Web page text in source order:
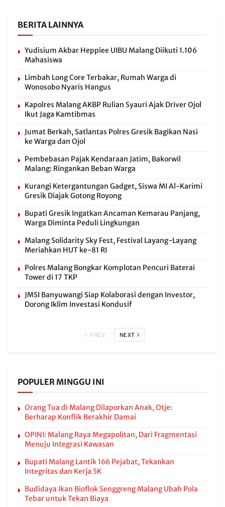
BERITA LAINNYA
Yudisium Akbar Heppiee UIBU Malang Diikuti 1.106
Mahasiswa
Limbah Long Core Terbakar, Rumah Warga di
Wonosobo Nyaris Hangus
Kapolres Malang AKBP Rulian Syauri Ajak Driver Ojol
Ikut Jaga Kamtibmas
Jumat Berkah, Satlantas Polres Gresik Bagikan Nasi
ke Warga dan Ojol
Pembebasan Pajak Kendaraan Jatim, Bakorwil
Malang: Ringankan Beban Warga
Kurangi Ketergantungan Gadget, Siswa MI Al-Karimi
Gresik Diajak Gotong Royong
Bupati Gresik Ingatkan Ancaman Kemarau Panjang,
Warga Diminta Peduli Lingkungan
Malang Solidarity Sky Fest, Festival Layang-Layang
Meriahkan HUT ke-81 RI
Polres Malang Bongkar Komplotan Pencuri Baterai
Tower di 17 TKP
JMSI Banyuwangi Siap Kolaborasi dengan Investor,
Dorong Iklim Investasi Kondusif
PREV NEXT
POPULER MINGGU INI
Orang Tua di Malang Dilaporkan Anak, Otje:
Berharap Konflik Berakhir Damai
OPINI: Malang Raya Megapolitan, Dari Fragmentasi
Menuju Integrasi Kawasan
Bupati Malang Lantik 166 Pejabat, Tekankan
Integritas dan Kerja 5K
Budidaya Ikan Bioflok Senggreng Malang Ubah Pola
Tebar untuk Tekan Biaya